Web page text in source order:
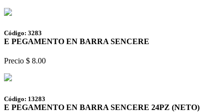
Código: 3283
E PEGAMENTO EN BARRA SENCERE
Precio $ 8.00
Código: 13283
E PEGAMENTO EN BARRA SENCERE 24PZ (NETO)